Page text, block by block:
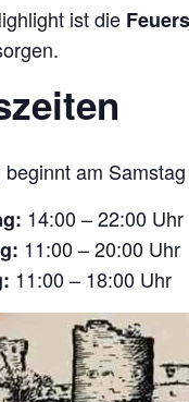
ist die
am
14:00 – 22:00 Uhr
11:00 – 20:00 Uhr
11:00 – 18:00 Uhr